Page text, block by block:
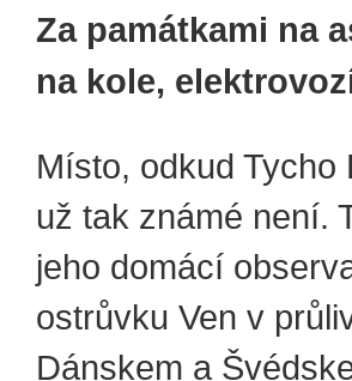
Za památkami na
na kole,
Místo, odkud Tycho
už tak známé není.
jeho domácí
ostrůvku Ven v
Dánskem a